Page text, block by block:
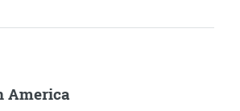
America